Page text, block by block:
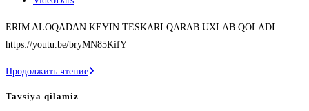
ERIM ALOQADAN KEYIN TESKARI QARAB UXLAB QOLADI
https://youtu.be/bryMN85KifY
Продолжить чтениеERIM
Tavsiya qilamiz